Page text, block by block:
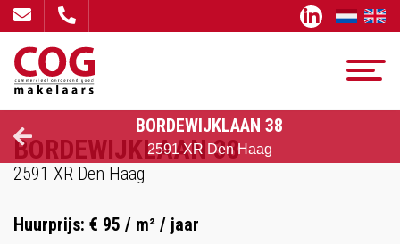
BORDEWIJKLAAN 38
2591 XR Den Haag
BORDEWIJKLAAN 38
2591 XR Den Haag
Huurprijs: € 95 / m² / jaar